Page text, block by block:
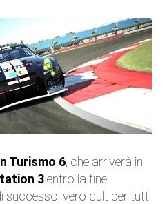
Turismo 6 , che arriverà in
3entro la fine
successo, vero cult per tutti